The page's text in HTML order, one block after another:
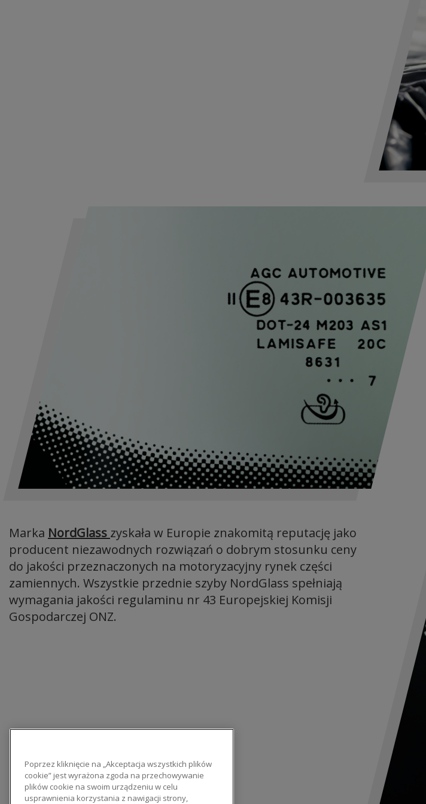
Marka NordGlass zyskała w Europie znakomitą reputację jako
producent niezawodnych rozwiązań o dobrym stosunku ceny
do jakości przeznaczonych na motoryzacyjny rynek części
zamiennych. Wszystkie przednie szyby NordGlass spełniają
wymagania jakości regulaminu nr 43 Europejskiej Komisji
Gospodarczej ONZ.
Poprzez kliknięcie na „Akceptacja wszystkich plików
cookie” jest wyrażona zgoda na przechowywanie
plików cookie na swoim urządzeniu w celu
usprawnienia korzystania z nawigacji strony,